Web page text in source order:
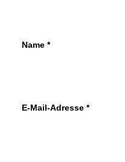
Name *
E-Mail-Adresse *